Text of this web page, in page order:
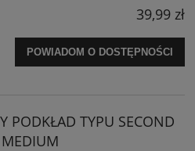
39,99 zł
POWIADOM O DOSTĘPNOŚCI
PODKŁAD TYPU SECOND
MEDIUM